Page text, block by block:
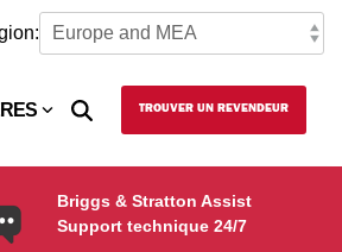
TROUVER UN REVENDEUR
Briggs & Stratton Assist
Support technique 24/7